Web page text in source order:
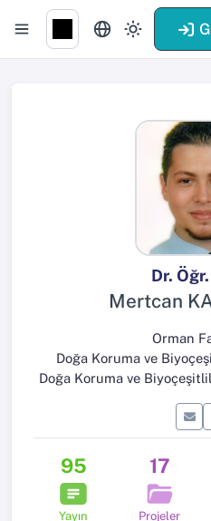
Dr.
Mertcan
Orman
Doğa Koruma ve
Doğa Koruma ve
95
Yayın
17
Projeler